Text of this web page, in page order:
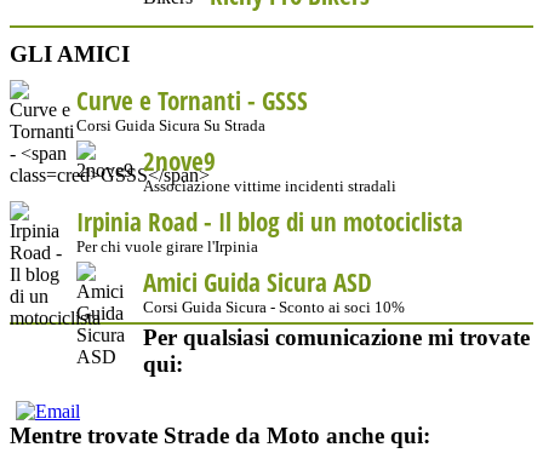
GLI AMICI
Curve e Tornanti - GSSS
Corsi Guida Sicura Su Strada
2nove9
Associazione vittime incidenti stradali
Irpinia Road - Il blog di un motociclista
Per chi vuole girare l'Irpinia
Amici Guida Sicura ASD
Corsi Guida Sicura - Sconto ai soci 10%
Per qualsiasi comunicazione mi trovate
qui:
Mentre trovate Strade da Moto anche qui: